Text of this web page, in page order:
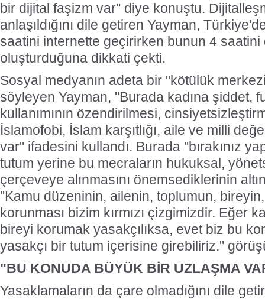
bir dijital faşizm var" diye konuştu.
anlaşıldığını dile getiren Yayman,
saatini internette geçirirken bunun 4 saatini
oluşturduğuna dikkati çekti.
Sosyal medyanın adeta bir "kötülük
söyleyen Yayman, "Burada kadına şiddet,
kullanımının özendirilmesi,
İslamofobi, İslam karşıtlığı, aile ve milli
var" ifadesini kullandı. Burada "bırakınız
tutum yerine bu mecraların hukuksal,
çerçeveye alınmasını önemsediklerinin
"Kamu düzeninin, ailenin, toplumun,
korunması bizim kırmızı çizgimizdir. Eğer
bireyi korumak yasakçılıksa, evet biz bu
yasakçı bir tutum içerisine girebiliriz."
"BU KONUDA BÜYÜK BİR UZLAŞMA
Yasaklamaların da çare olmadığını dile